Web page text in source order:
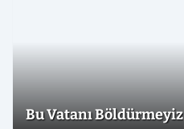
Bu Vatanı Böldürmeyiz